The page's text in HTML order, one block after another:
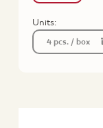
Units:
4 pcs. / box